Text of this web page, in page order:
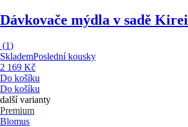
Dávkovače mýdla v sadě Kirei
(1)
SklademPoslední kousky
2 169 Kč
Do košíku
Do košíku
další varianty
Premium
Blomus